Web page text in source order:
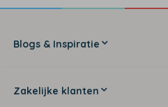
Blogs & Inspiratie
Zakelijke klanten